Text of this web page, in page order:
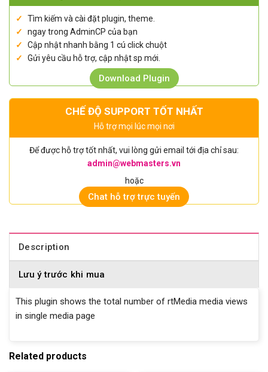
Tìm kiếm và cài đặt plugin, theme.
ngay trong AdminCP của bạn
Cập nhật nhanh bằng 1 cú click chuột
Gửi yêu cầu hỗ trợ, cập nhật sp mới.
Download Plugin
CHẾ ĐỘ SUPPORT TỐT NHẤT
Hỗ trợ mọi lúc mọi nơi
Để được hỗ trợ tốt nhất, vui lòng gửi email tới địa chỉ sau:
admin@webmasters.vn
hoặc
Chat hỗ trợ trực tuyến
Description
Lưu ý trước khi mua
This plugin shows the total number of rtMedia media views
in single media page
Related products